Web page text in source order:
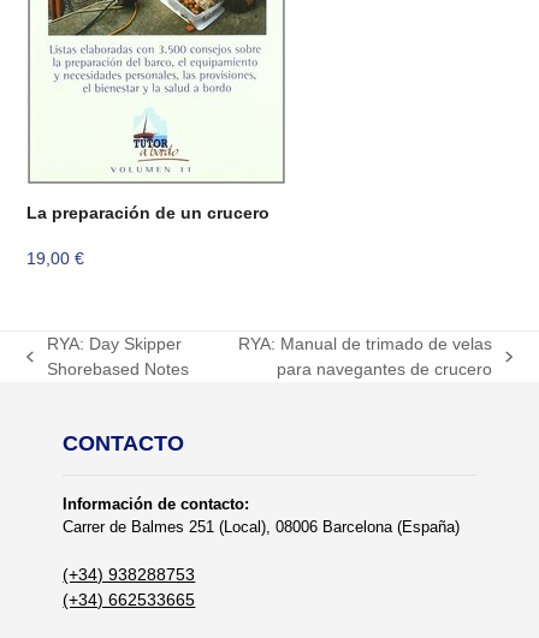
La preparación de un crucero
19,00€
previous
RYA: Day Skipper
Shorebased Notes
RYA: Manual de trimado de velas
para navegantes de crucero
CONTACTO
Información de contacto:
Carrer de Balmes 251 (Local), 08006 Barcelona (España)
(+34) 938288753
(+34) 662533665